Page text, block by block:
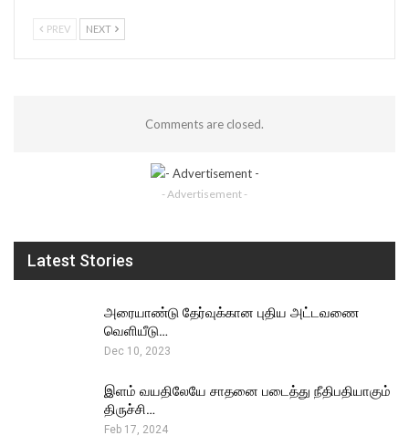
PREV NEXT
Comments are closed.
- Advertisement -
Latest Stories
அரையாண்டு தேர்வுக்கான புதிய அட்டவணை
வெளியீடு…
Dec 10, 2023
இளம் வயதிலேயே சாதனை படைத்து நீதிபதியாகும்
திருச்சி…
Feb 17, 2024